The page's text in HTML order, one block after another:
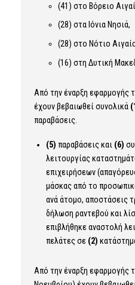
(41) στο Βόρειο
(28) στα Ιόνια Νησιά,
(28) στο Νότιο
(16) στη Δυτική
Από την έναρξη εφαρμογής
έχουν βεβαιωθεί συνολικά
παραβάσεις.
(5) παραβάσεις και (6)
λειτουργίας
επιχειρήσεων
μάσκας από το
ανά άτομο, αποστάσεις
δήλωση ραντεβού και
επιβλήθηκε αναστολή
πελάτες σε (2)
Από την έναρξη εφαρμογής